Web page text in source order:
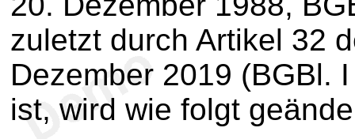
zuletzt durch Artikel 32
Dezember 2019 (BGBl.
ist, wird wie folgt